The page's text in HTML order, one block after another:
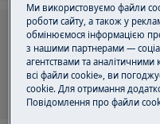
Шукайте серед
Ми використовуємо файли
роботи сайту, а також у
обмінюємося інформацією
з нашими партнерами —
агентствами та
всі файли cookie», ви
cookie. Для отримання
Пoвідомлення прo файли